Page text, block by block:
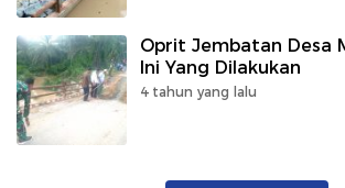
Oprit Jembatan Desa
Ini Yang Dilakukan
4 tahun yang lalu